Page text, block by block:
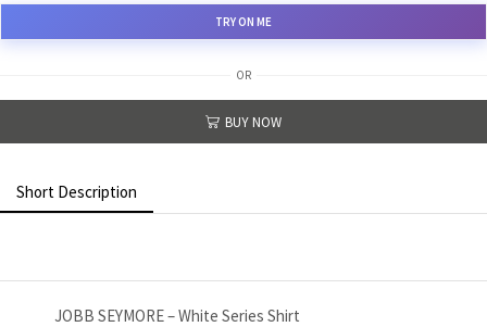
TRY ON ME
OR
BUY NOW
Short Description
JOBB SEYMORE – White Series Shirt